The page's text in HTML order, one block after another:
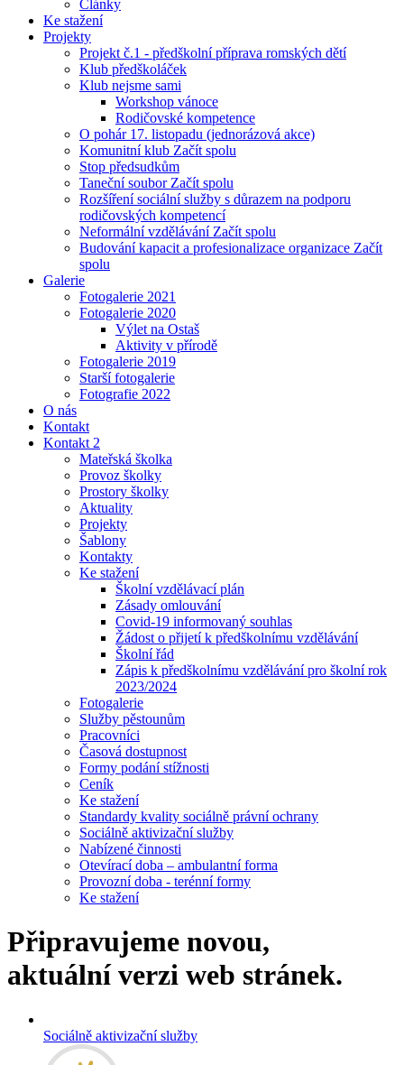
Články
Ke stažení
Projekty
Projekt č.1 - předškolní příprava romských dětí
Klub předškoláček
Klub nejsme sami
Workshop vánoce
Rodičovské kompetence
O pohár 17. listopadu (jednorázová akce)
Komunitní klub Začít spolu
Stop předsudkům
Taneční soubor Začít spolu
Rozšíření sociální služby s důrazem na podporu
rodičovských kompetencí
Neformální vzdělávání Začít spolu
Budování kapacit a profesionalizace organizace Začít
spolu
Galerie
Fotogalerie 2021
Fotogalerie 2020
Výlet na Ostaš
Aktivity v přírodě
Fotogalerie 2019
Starší fotogalerie
Fotografie 2022
O nás
Kontakt
Kontakt 2
Mateřská školka
Provoz školky
Prostory školky
Aktuality
Projekty
Šablony
Kontakty
Ke stažení
Školní vzdělávací plán
Zásady omlouvání
Covid-19 informovaný souhlas
Žádost o přijetí k předškolnímu vzdělávání
Školní řád
Zápis k předškolnímu vzdělávání pro školní rok
2023/2024
Fotogalerie
Služby pěstounům
Pracovníci
Časová dostupnost
Formy podání stížnosti
Ceník
Ke stažení
Standardy kvality sociálně právní ochrany
Sociálně aktivizační služby
Nabízené činnosti
Otevírací doba – ambulantní forma
Provozní doba - terénní formy
Ke stažení
Připravujeme novou,
aktuální verzi web stránek.
Sociálně aktivizační služby